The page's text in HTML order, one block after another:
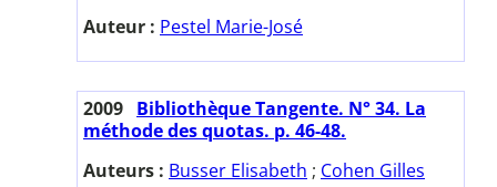
Auteur : Pestel Marie-José
2009 Bibliothèque Tangente. N° 34. La
méthode des quotas. p. 46-48.
Auteurs : Busser Elisabeth ; Cohen Gilles